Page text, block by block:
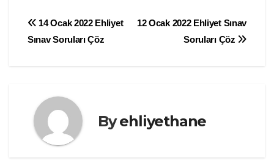
Yazı
gezinmesi
12 Ocak 2022 Ehliyet Sınav
Soruları Çöz
14 Ocak 2022 Ehliyet
Sınav Soruları Çöz
Byehliyethane